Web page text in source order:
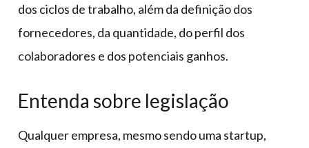
dos ciclos de trabalho, além da definição dos
fornecedores, da quantidade, do perfil dos
colaboradores e dos potenciais ganhos.
Entenda sobre legislação
Qualquer empresa, mesmo sendo uma startup,